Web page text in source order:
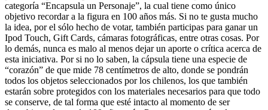
categoría “Encapsula un Personaje”, la cual tiene como único
objetivo recordar a la figura en 100 años más. Si no te gusta mucho
la idea, por el sólo hecho de votar, también participas para ganar un
Ipod Touch, Gift Cards, cámaras fotográficas, entre otras cosas. Por
lo demás, nunca es malo al menos dejar un aporte o crítica acerca de
esta iniciativa. Por si no lo saben, la cápsula tiene una especie de
“corazón” de que mide 78 centímetros de alto, donde se pondrán
todos los objetos seleccionados por los chilenos, los que también
estarán sobre protegidos con los materiales necesarios para que todo
se conserve, de tal forma que esté intacto al momento de ser